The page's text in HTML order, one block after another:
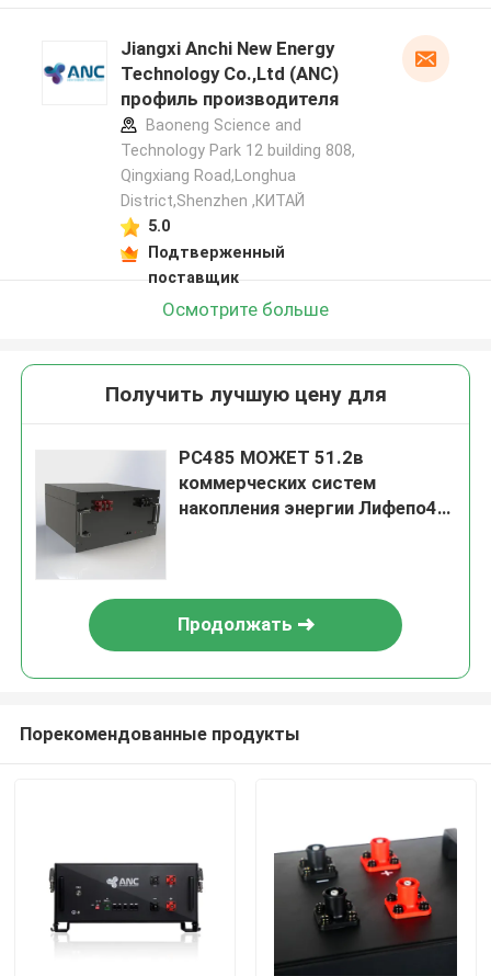
Jiangxi Anchi New Energy
Technology Co.,Ltd (ANC)
профиль производителя
Baoneng Science and
Technology Park 12 building 808,
Qingxiang Road,Longhua
District,Shenzhen ,КИТАЙ
5.0
Подтверженный
поставщик
Осмотрите больше
Получить лучшую цену для
РС485 МОЖЕТ 51.2в
коммерческих систем
накопления энергии Лифепо4
Продолжать
Порекомендованные продукты